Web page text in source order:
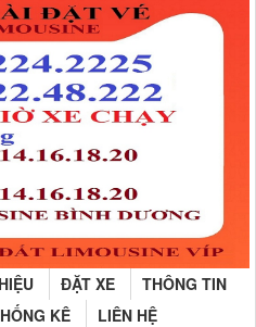
ĐẶT XE
THÔNG TIN
KÊ LIÊN HỆ